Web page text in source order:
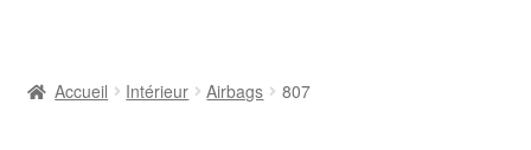
Accueil Intérieur Airbags 807